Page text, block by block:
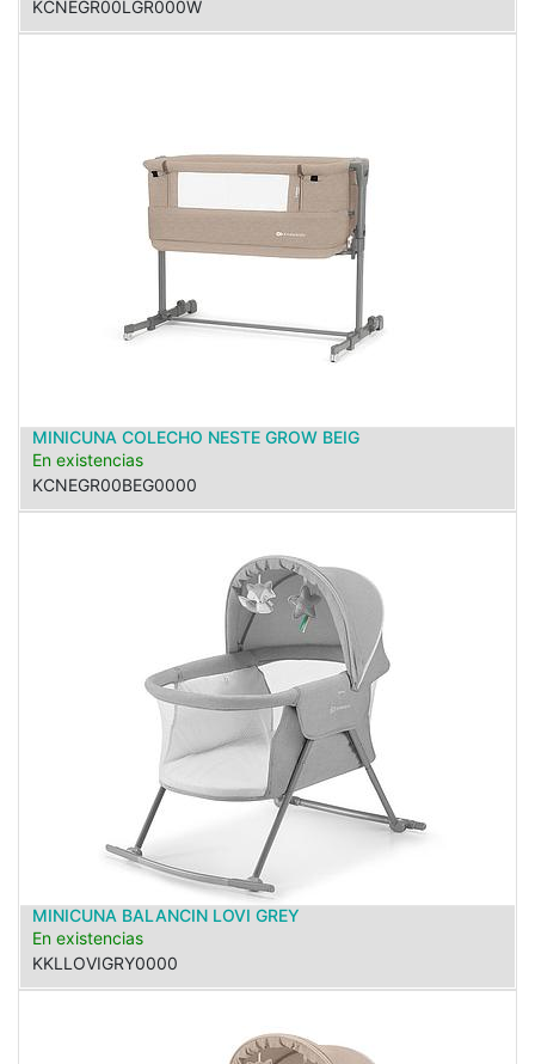
KCNEGR00LGR000W
MINICUNA COLECHO NESTE GROW BEIG
En existencias
KCNEGR00BEG0000
MINICUNA BALANCIN LOVI GREY
En existencias
KKLLOVIGRY0000